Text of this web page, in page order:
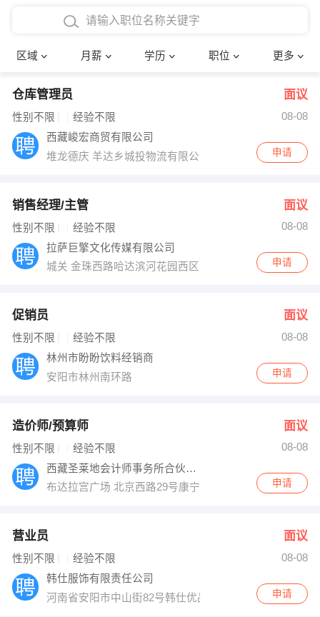
区域 月薪 学历 职位 更多
4000-5000元
8000-12000元
12000-20000元
博士
文员
财务会计
网络IT
快递员
收银员 技术员/工程师
出纳
编辑
跟单
其他职位
确定
仓库管理员 面议
性别不限 经验不限
08-08
西藏峻宏商贸有限公司
堆龙德庆 羊达乡城投物流有限公司
申请
销售经理/主管 面议
性别不限 经验不限
08-08
拉萨巨擎文化传媒有限公司
城关 金珠西路哈达滨河花园西区五排13单元一楼1号
申请
促销员 面议
性别不限 经验不限
08-08
林州市盼盼饮料经销商
安阳市林州南环路
申请
造价师/预算师 面议
性别不限 经验不限
08-08
西藏圣莱地会计师事务所合伙企业
布达拉宫广场 北京西路29号康宁小区
申请
营业员 面议
性别不限 经验不限
08-08
韩仕服饰有限责任公司
河南省安阳市中山街82号韩仕优品
申请